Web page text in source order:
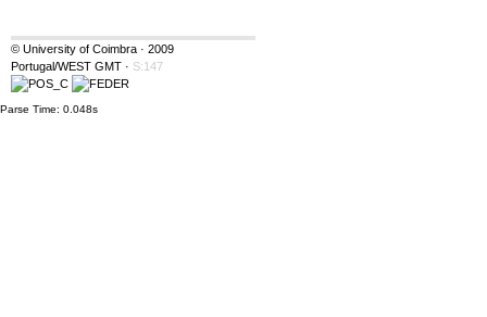
© University of Coimbra · 2009
Portugal/WEST GMT · S:147
Parse Time: 0.048s